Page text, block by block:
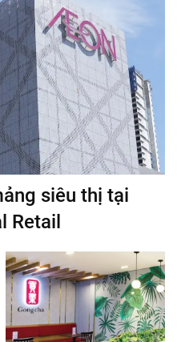
siêu thị tại
Retail